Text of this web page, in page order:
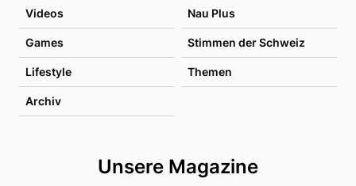
Videos Nau Plus
Games Stimmen der Schweiz
Lifestyle Themen
Archiv
Unsere Magazine